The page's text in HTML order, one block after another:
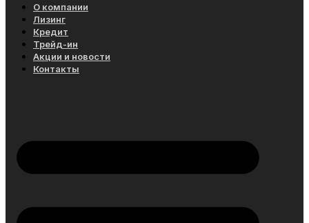
О компании
Лизинг
Кредит
Трейд-ин
Акции и новости
Контакты